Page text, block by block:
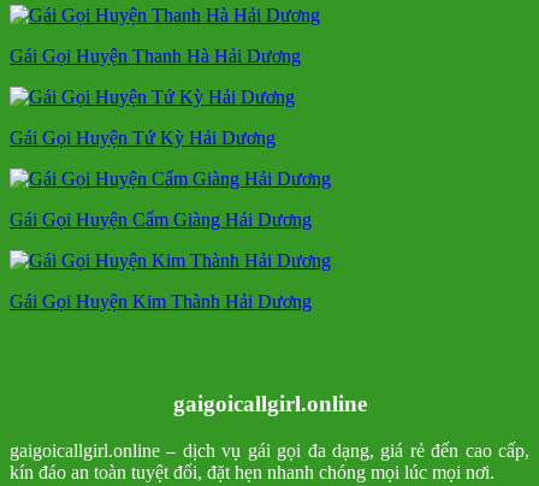
Gái Gọi Huyện Thanh Hà Hải Dương
Gái Gọi Huyện Tứ Kỳ Hải Dương
Gái Gọi Huyện Cẩm Giàng Hải Dương
Gái Gọi Huyện Kim Thành Hải Dương
gaigoicallgirl.online
gaigoicallgirl.online – dịch vụ gái gọi đa dạng, giá rẻ đến cao cấp,
kín đáo an toàn tuyệt đối, đặt hẹn nhanh chóng mọi lúc mọi nơi.